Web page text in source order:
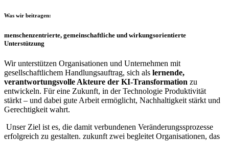
Was wir beitragen:
menschenzentrierte, gemeinschaftliche und wirkungsorientierte
Unterstützung
Wir unterstützen Organisationen und Unternehmen mit
gesellschaftlichem Handlungsauftrag, sich als lernende,
verantwortungsvolle Akteure der KI-Transformation zu
entwickeln. Für eine Zukunft, in der Technologie Produktivität
stärkt – und dabei gute Arbeit ermöglicht, Nachhaltigkeit stärkt und
Gerechtigkeit wahrt.
Unser Ziel ist es, die damit verbundenen Veränderungssprozesse
erfolgreich zu gestalten. zukunft zwei begleitet Organisationen, das